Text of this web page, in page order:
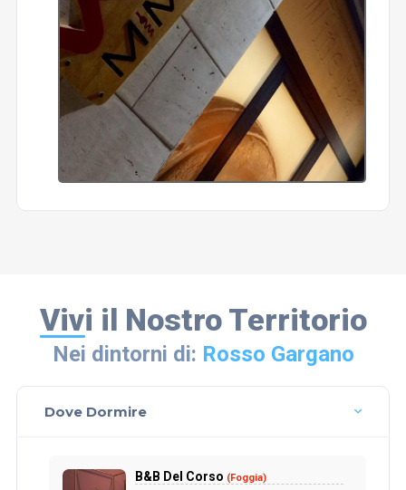
Vivi il Nostro Territorio
Nei dintorni di: Rosso Gargano
Dove Dormire
B&B Del Corso (Foggia)